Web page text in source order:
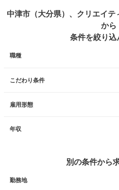
中津市（大分県）、クリエイ
から
条件を絞り込
職種
こだわり条件
雇用形態
年収
別の条件から
勤務地